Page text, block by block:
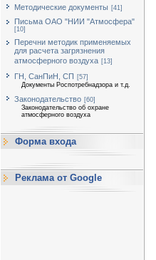
Методические документы [41]
Письма ОАО "НИИ "Атмосфера"
[10]
Перечни методик применяемых
для расчета загрязнения
атмосферного воздуха [13]
ГН, СанПиН, СП [57]
Документы Роспотребнадзора и т.д.
Законодательство [60]
Законодательство об охране
атмосферного воздуха
Форма входа
Реклама от Google